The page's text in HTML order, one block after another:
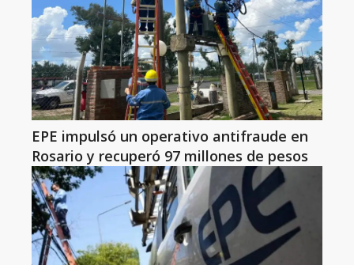
EPE impulsó un operativo antifraude en
Rosario y recuperó 97 millones de pesos